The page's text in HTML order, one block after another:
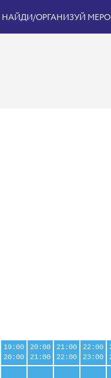
НАЙДИ/ОРГАНИЗУЙ
19:00
20:00
20:00
21:00
21:00
22:00
22:00
23:00